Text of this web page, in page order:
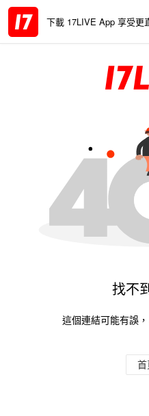
下載 17LIVE App 享受更
找不
這個連結可能有誤
首